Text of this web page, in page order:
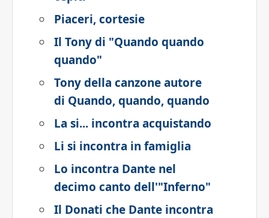
Piaceri, cortesie
Il Tony di "Quando quando
quando"
Tony della canzone autore
di Quando, quando, quando
La si... incontra acquistando
Li si incontra in famiglia
Lo incontra Dante nel
decimo canto dell'"Inferno"
Il Donati che Dante incontra